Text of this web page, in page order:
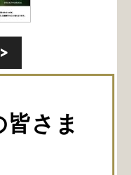
皆さま
～13:15